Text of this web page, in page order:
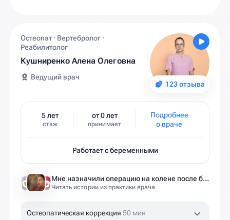
123 отзыва
Остеопат · Вертебролог ·
Реабилитолог
Кушниренко Алена Олеговна
Ведущий врач
5 лет
стаж
от 0 лет
принимает
Подробнее
о враче
Работает с беременными
Мне назначили операцию на колене после беременности. Оказалось — это было ошибкой
Читать истории из практики врача
Остеопатическая коррекция 50 мин